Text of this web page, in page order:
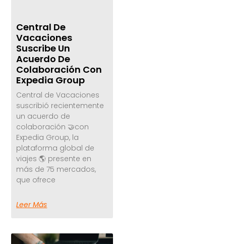
Central De
Vacaciones
Suscribe Un
Acuerdo De
Colaboración Con
Expedia Group
Central de Vacaciones
suscribió recientemente
un acuerdo de
colaboración 🤝con
Expedia Group, la
plataforma global de
viajes 🌎 presente en
más de 75 mercados,
que ofrece
Leer Más